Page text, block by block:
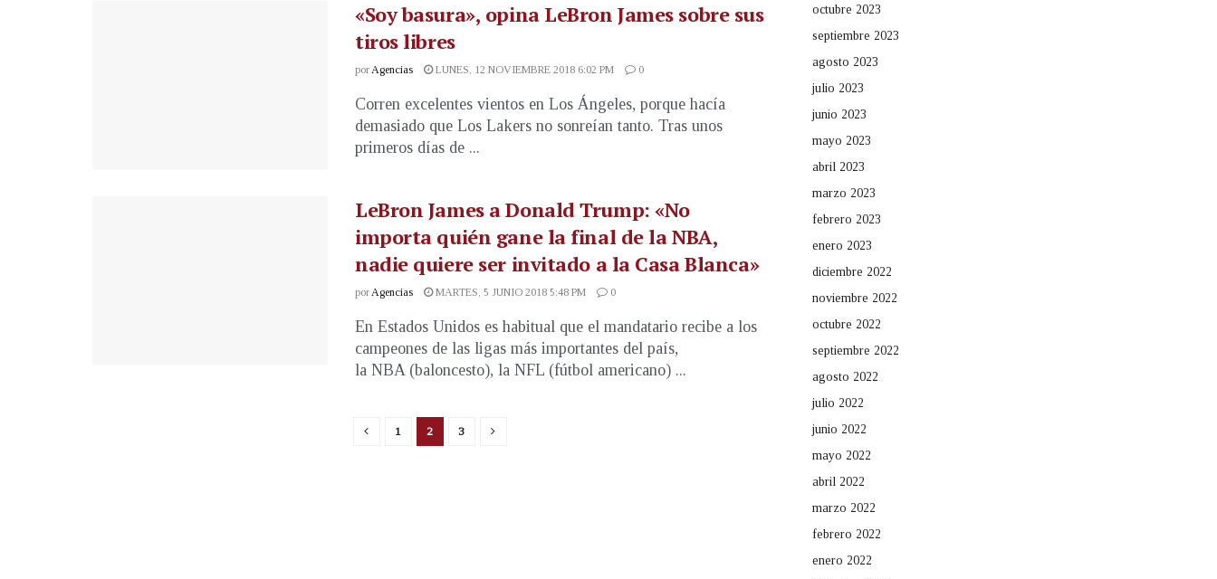
«Soy basura», opina LeBron James sobre sus
tiros libres
porAgencias LUNES, 12 NOVIEMBRE 2018 6:02 PM 0
Corren excelentes vientos en Los Ángeles, porque hacía
demasiado que Los Lakers no sonreían tanto. Tras unos
primeros días de ...
LeBron James a Donald Trump: «No
importa quién gane la final de la NBA,
nadie quiere ser invitado a la Casa Blanca»
porAgencias MARTES, 5 JUNIO 2018 5:48 PM 0
En Estados Unidos es habitual que el mandatario recibe a los
campeones de las ligas más importantes del país,
la NBA (baloncesto), la NFL (fútbol americano) ...
1 2 3
octubre 2023
septiembre 2023
agosto 2023
julio 2023
junio 2023
mayo 2023
abril 2023
marzo 2023
febrero 2023
enero 2023
diciembre 2022
noviembre 2022
octubre 2022
septiembre 2022
agosto 2022
julio 2022
junio 2022
mayo 2022
abril 2022
marzo 2022
febrero 2022
enero 2022